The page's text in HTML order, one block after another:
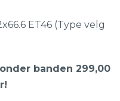
ET46 (Type velg
banden 299,00